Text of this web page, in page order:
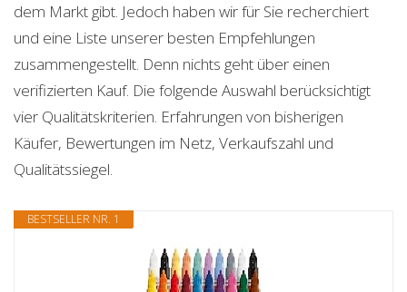
dem Markt gibt. Jedoch haben wir für Sie recherchiert
und eine Liste unserer besten Empfehlungen
zusammengestellt. Denn nichts geht über einen
verifizierten Kauf. Die folgende Auswahl berücksichtigt
vier Qualitätskriterien. Erfahrungen von bisherigen
Käufer, Bewertungen im Netz, Verkaufszahl und
Qualitätssiegel.
BESTSELLER NR. 1